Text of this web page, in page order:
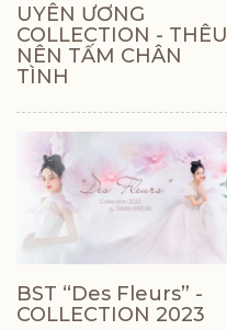
UYÊN ƯƠNG
COLLECTION - THÊU
NÊN TẤM CHÂN
TÌNH
BST “Des Fleurs” -
COLLECTION 2023